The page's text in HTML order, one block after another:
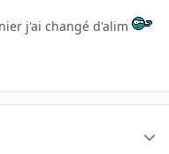
j'ai changé d'alim